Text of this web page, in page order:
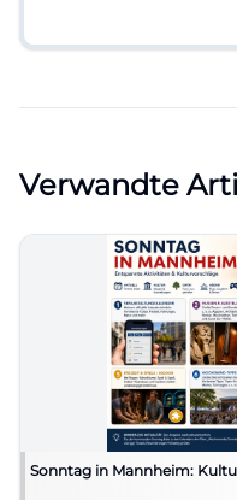
Verwandte
Sonntag in Mannheim: